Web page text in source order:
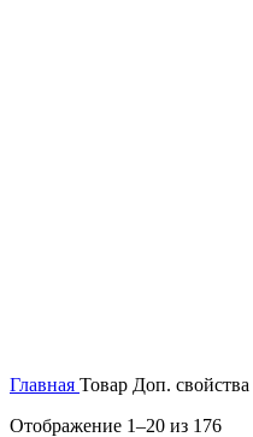
Главная Товар Доп. свойства
Отображение 1–20 из 176